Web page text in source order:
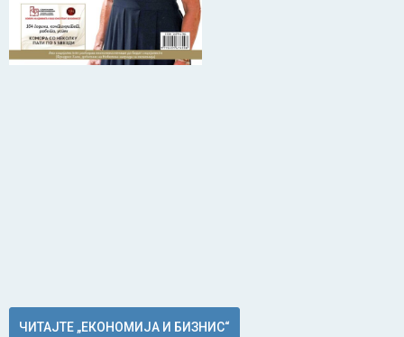
ЧИТАЈТЕ „ЕКОНОМИЈА И БИЗНИС“